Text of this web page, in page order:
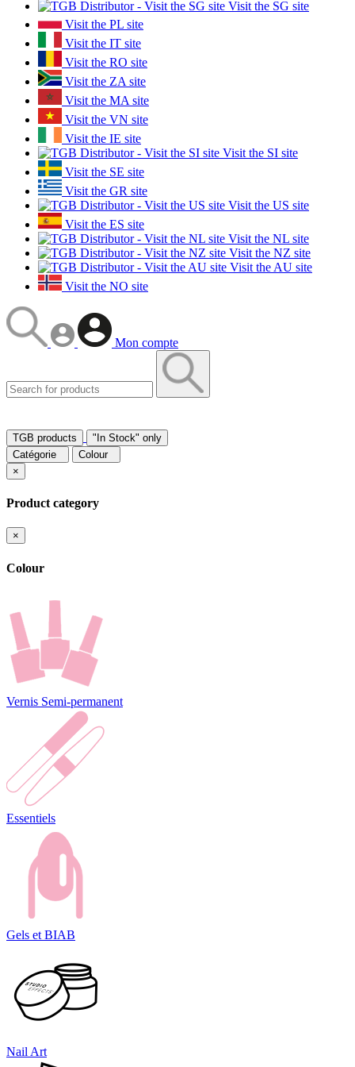
Visit the SG site
Visit the PL site
Visit the IT site
Visit the RO site
Visit the ZA site
Visit the MA site
Visit the VN site
Visit the IE site
Visit the SI site
Visit the SE site
Visit the GR site
Visit the US site
Visit the ES site
Visit the NL site
Visit the NZ site
Visit the AU site
Visit the NO site
Mon compte
TGB products
"In Stock" only
Catégorie
Colour
×
Product category
×
Colour
Vernis Semi-permanent
Essentiels
Gels et BIAB
Nail Art